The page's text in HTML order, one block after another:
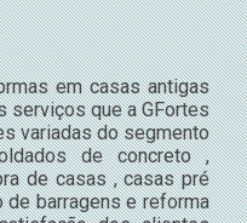
em casas antigas
serviços que a GFortes
variadas do segmento
de concreto ,
de casas , casas pré
de barragens e reforma